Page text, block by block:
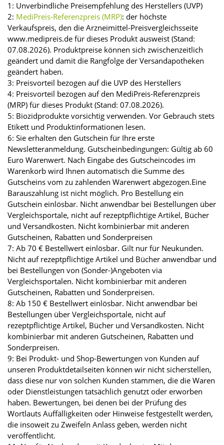
1: Unverbindliche Preisempfehlung des Herstellers (UVP)
2: MediPreis-Referenzpreis (MRP): der höchste
Verkaufspreis, den die Arzneimittel-Preisvergleichsseite
www.medipreis.de für dieses Produkt ausweist (Stand:
07.08.2026). Produktpreise können sich zwischenzeitlich
geändert und damit die Rangfolge der Versandapotheken
geändert haben.
3: Preisvorteil bezogen auf die UVP des Herstellers
4: Preisvorteil bezogen auf den MediPreis-Referenzpreis
(MRP) für dieses Produkt (Stand: 07.08.2026).
5: Biozidprodukte vorsichtig verwenden. Vor Gebrauch stets
Etikett und Produktinformationen lesen.
6: Sie erhalten den Gutschein für Ihre erste
Newsletteranmeldung. Gutscheinbedingungen: Gültig ab 60
Euro Warenwert. Nach Eingabe des Gutscheincodes im
Warenkorb wird Ihnen automatisch die Summe des
Gutscheins vom zu zahlenden Warenwert abgezogen.Eine
Barauszahlung ist nicht möglich. Pro Bestellung ein
Gutschein einlösbar. Nicht anwendbar bei Bestellungen über
Vergleichsportale, nicht auf rezeptpflichtige Artikel, Bücher
und Versandkosten. Nicht kombinierbar mit anderen
Gutscheinen, Rabatten und Sonderpreisen
7: Ab 70 € Bestellwert einlösbar. Gilt nur für Neukunden.
Nicht auf rezeptpflichtige Artikel und Bücher anwendbar und
bei Bestellungen von (Sonder-)Angeboten via
Vergleichsportalen. Nicht kombinierbar mit anderen
Gutscheinen, Rabatten und Sonderpreisen.
8: Ab 150 € Bestellwert einlösbar. Nicht anwendbar bei
Bestellungen über Vergleichsportale, nicht auf
rezeptpflichtige Artikel, Bücher und Versandkosten. Nicht
kombinierbar mit anderen Gutscheinen, Rabatten und
Sonderpreisen.
9: Bei Produkt- und Shop-Bewertungen von Kunden auf
unseren Produktdetailseiten können wir nicht sicherstellen,
dass diese nur von solchen Kunden stammen, die die Waren
oder Dienstleistungen tatsächlich genutzt oder erworben
haben. Bewertungen, bei denen bei der Prüfung des
Wortlauts Auffälligkeiten oder Hinweise festgestellt werden,
die insoweit zu Zweifeln Anlass geben, werden nicht
veröffentlicht.